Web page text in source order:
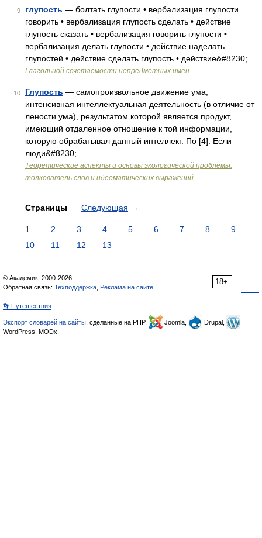
9 глупость — болтать глупости • вербализация глупости
говорить • вербализация глупость сделать • действие
глупость сказать • вербализация говорить глупости •
вербализация делать глупости • действие наделать
глупостей • действие сделать глупость • действие&#8230; …
Глагольной сочетаемости непредметных имён
10 Глупость — самопроизвольное движение ума;
интенсивная интеллектуальная деятельность (в отличие от
лености ума), результатом которой является продукт,
имеющий отдаленное отношение к той информации,
которую обрабатывал данный интеллект. По [4]. Если
люди&#8230; …
Теоретические аспекты и основы экологической проблемы:
толкователь слов и идеоматических выражений
Страницы Следующая →
1 2 3 4 5 6 7 8
9
10
11 12 13
18+
© Академик, 2000-2026
Обратная связь: Техподдержка Реклама на сайте
👣 Путешествия
Экспорт словарей на сайты , сделанные на PHP, Joomla,
Drupal,
WordPress, MODx.